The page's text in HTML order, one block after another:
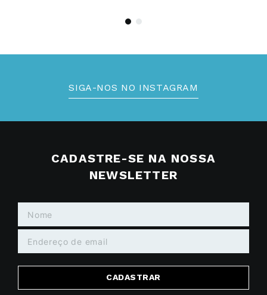
SIGA-NOS NO INSTAGRAM
CADASTRE-SE NA NOSSA
NEWSLETTER
CADASTRAR